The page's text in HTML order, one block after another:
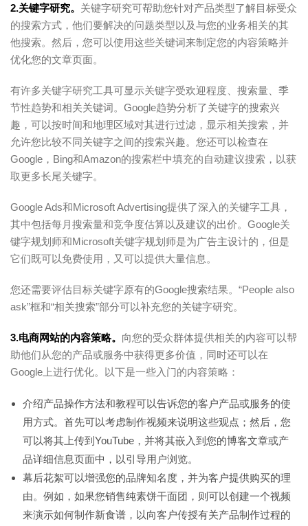
2.关键字研究。 关键字研究可帮助您针对产品类型了解目标受众
的搜索方式，他们要解决的问题类型以及与您的业务相关的其
他搜索。然后，您可以使用这些关键词来制定您的内容策略并
优化您的文章页面。
有许多关键字研究工具可显示关键字受欢迎程度、搜索量、季
节性趋势和相关关键词。Google趋势分析了关键字的搜索兴
趣，可以按时间和地理区域对其进行过滤，显示相关搜索，并
允许您比较不同关键字之间的搜索兴趣。您还可以检查在
Google，Bing和Amazon的搜索栏中填充的自动建议搜索，以获
取更多长尾关键字。
Google Ads和Microsoft Advertising提供了深入的关键字工具，
其中包括每月搜索量和竞争度估算以及建议的出价。Google关
键字规划师和Microsoft关键字规划师是为广告主设计的，但是
它们既可以免费使用，又可以提供大量信息。
您还需要评估目标关键字原有的Google搜索结果。“People also
ask”框和“相关搜索”部分可以补充您的关键字研究。
3.电商网站的内容策略。 向您的受众群体提供相关的内容可以帮
助他们从您的产品或服务中获得更多价值，同时还可以在
Google上进行优化。以下是一些入门的内容策略：
介绍产品操作方法和教程可以告诉您的客户产品或服务的使
用方式。首先可以考虑制作视频来说明这些观点；然后，您
可以将其上传到YouTube，并将其嵌入到您的博客文章或产
品详细信息页面中，以引导用户浏览。
幕后花絮可以增强您的品牌知名度，并为客户提供购买的理
由。例如，如果您销售纯素饼干面团，则可以创建一个视频
来演示如何制作新食谱，以向客户传授有关产品制作过程的